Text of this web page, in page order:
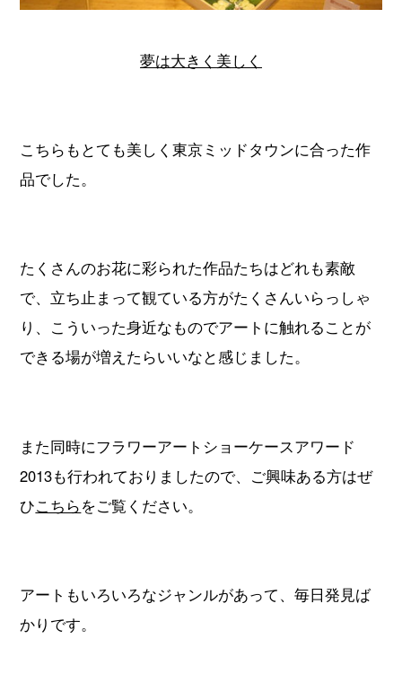
夢は大きく美しく
こちらもとても美しく東京ミッドタウンに合った作
品でした。
たくさんのお花に彩られた作品たちはどれも素敵
で、立ち止まって観ている方がたくさんいらっしゃ
り、こういった身近なものでアートに触れることが
できる場が増えたらいいなと感じました。
また同時にフラワーアートショーケースアワード
2013も行われておりましたので、ご興味ある方はぜ
ひこちらをご覧ください。
アートもいろいろなジャンルがあって、毎日発見ば
かりです。